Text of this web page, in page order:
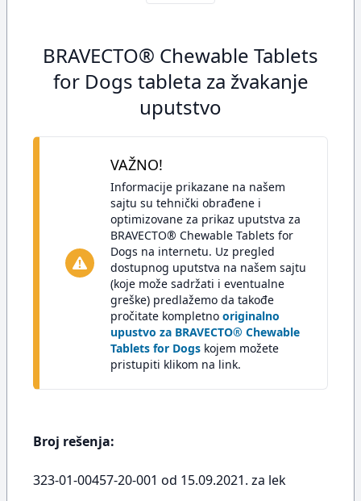
BRAVECTO® Chewable Tablets
for Dogs tableta za žvakanje
uputstvo
VAŽNO!
Informacije prikazane na našem
sajtu su tehnički obrađene i
optimizovane za prikaz uputstva za
BRAVECTO® Chewable Tablets for
Dogs na internetu. Uz pregled
dostupnog uputstva na našem sajtu
(koje može sadržati i eventualne
greške) predlažemo da takođe
pročitate kompletno originalno
upustvo za BRAVECTO® Chewable
Tablets for Dogs kojem možete
pristupiti klikom na link.
Broj rešenja:
323-01-00457-20-001 od 15.09.2021. za lek